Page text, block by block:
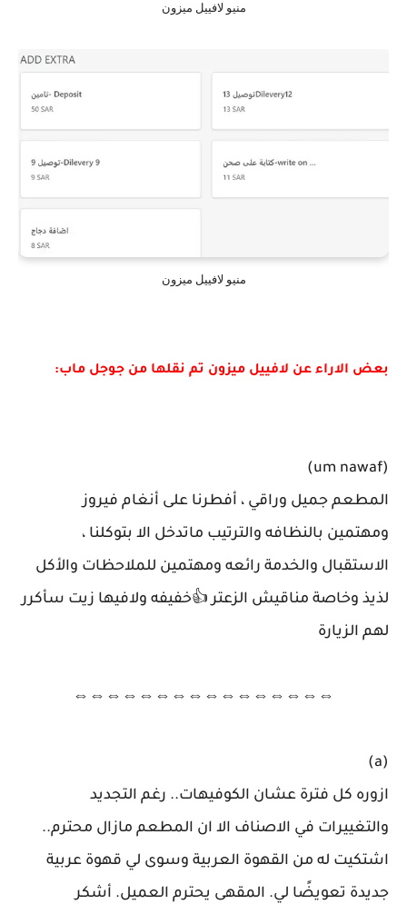
منيو لافييل ميزون
منيو لافييل ميزون
بعض الاراء عن لافييل ميزون تم نقلها من جوجل ماب:
(um nawaf)
المطعم جميل وراقي ، أفطرنا على أنغام فيروز
ومهتمين بالنظافه والترتيب ماتدخل الا بتوكلنا ،
الاستقبال والخدمة رائعه ومهتمين للملاحظات والأكل
لذيذ وخاصة مناقيش الزعتر 👍خفيفه ولافيها زيت سأكرر
لهم الزيارة
⇔⇔⇔⇔⇔⇔⇔⇔⇔⇔⇔⇔⇔⇔⇔⇔
(a)
ازوره كل فترة عشان الكوفيهات.. رغم التجديد
والتغييرات في الاصناف الا ان المطعم مازال محترم..
اشتكيت له من القهوة العربية وسوى لي قهوة عربية
جديدة تعويضًا لي. المقهى يحترم العميل. أشكر